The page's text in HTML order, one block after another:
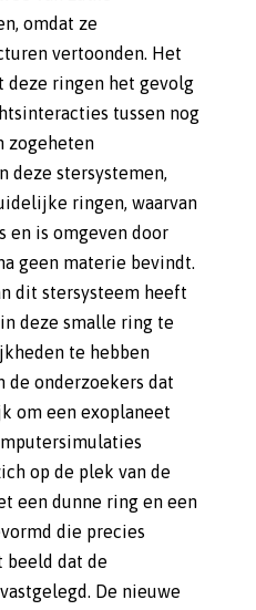
omdat ze
vertoonden. Het
deze ringen het gevolg
tussen nog
zogeheten
deze stersystemen,
ringen, waarvan
en is omgeven door
geen materie bevindt.
dit stersysteem heeft
deze smalle ring te
te hebben
de onderzoekers dat
om een exoplaneet
op de plek van de
een dunne ring en een
die precies
beeld dat de
De nieuwe